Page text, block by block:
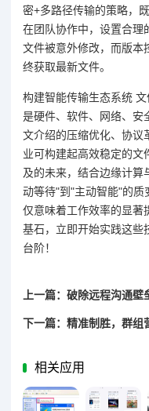
密+多路径传输的策略，
在团队协作中，设置合理
文件被意外修改，而版本
终获取最新文件。
构建智能传输生态系统
是硬件、软件、网络、安
文介绍的压缩优化、协议
业可构建起高效稳定的文
及的未来，结合边缘计算
动等待"到"主动智能"的
仅意味着工作效率的显著
基石，立即开始实践这些
台阶！
下一篇：精准制胜，群组
相关应用